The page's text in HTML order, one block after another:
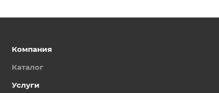
Компания
Каталог
Услуги